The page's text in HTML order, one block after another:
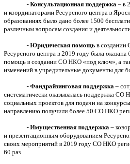
-Консультационная поддержка – в
и координаторами Ресурсного центра в
образованиях было дано более 1500
различным вопросам создания и
-Юридическая помощь в
Ресурсного центра в 2019 году была оказана
помощь в создании СО НКО «под ключ», а
изменений в учредительные документы для
-Фандрайзинговая поддержка –
систематически оказывалась поддержка СО
социальных проектов для подачи на
направлению получили более 50 СО НКО
-Имущественная поддержка –
и презентационным оборудованием
своих мероприятий в 2019 году СО НКО
60 раз.